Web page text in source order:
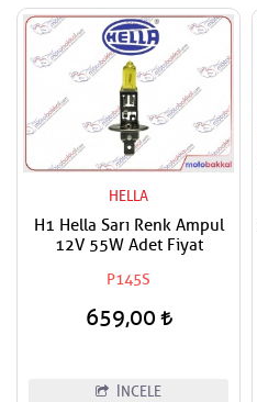
HELLA
H1 Hella Sarı Renk Ampul
12V 55W Adet Fiyat
P145S
659,00
İNCELE